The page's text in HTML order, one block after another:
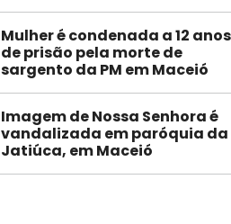
Mulher é condenada a 12 anos
de prisão pela morte de
sargento da PM em Maceió
Imagem de Nossa Senhora é
vandalizada em paróquia da
Jatiúca, em Maceió